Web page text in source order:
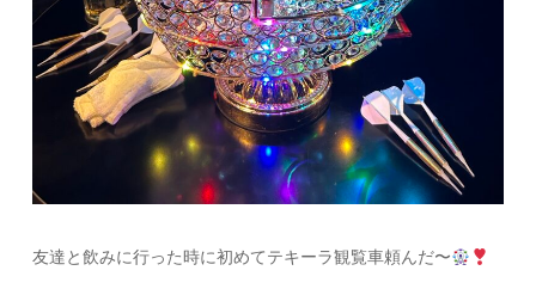
友達と飲みに行った時に初めてテキーラ観覧車頼んだ〜